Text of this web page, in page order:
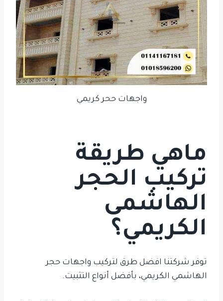
واجهات ححر كريمي
ماهي طريقة
تركيب الحجر
الهاشمى
الكريمي؟
توفر شركتنا افضل طرق لتركيب واجهات حجر
الهاشمي الكريمي، بأفضل أنواع التثبيت.